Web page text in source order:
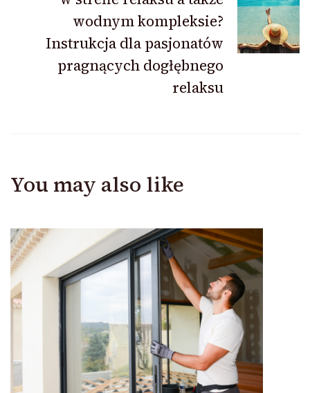
wodnym kompleksie?
Instrukcja dla pasjonatów
pragnących dogłębnego
relaksu
You may also like